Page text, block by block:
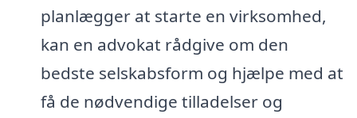
planlægger at starte en virksomhed,
kan en advokat rådgive om den
bedste selskabsform og hjælpe med at
få de nødvendige tilladelser og